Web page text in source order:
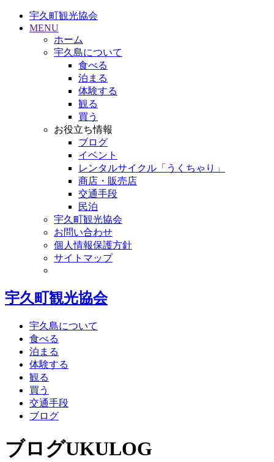
宇久町観光協会
MENU
ホーム
宇久島について
食べる
泊まる
体験する
観る
買う
お役立ち情報
ブログ
イベント
レンタルサイクル「うくちゃり」
商店・販売店
交通手段
民泊
宇久町観光協会
お問い合わせ
個人情報保護方針
サイトマップ
宇久町観光協会
宇久島について
食べる
泊まる
体験する
観る
買う
交通手段
ブログ
ブログUKULOG